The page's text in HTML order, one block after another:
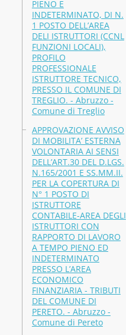
PIENO E
INDETERMINATO, DI N.
1 POSTO DELL’AREA
DELI ISTRUTTORI (CCNL
FUNZIONI LOCALI),
PROFILO
PROFESSIONALE
ISTRUTTORE TECNICO,
PRESSO IL COMUNE DI
TREGLIO. - Abruzzo -
Comune di Treglio
APPROVAZIONE AVVISO
DI MOBILITA’ ESTERNA
VOLONTARIA AI SENSI
DELL’ART.30 DEL D.LGS.
N.165/2001 E SS.MM.II.
PER LA COPERTURA DI
N° 1 POSTO DI
ISTRUTTORE
CONTABILE-AREA DEGLI
ISTRUTTORI CON
RAPPORTO DI LAVORO
A TEMPO PIENO ED
INDETERMINATO
PRESSO L’AREA
ECONOMICO
FINANZIARIA - TRIBUTI
DEL COMUNE DI
PERETO. - Abruzzo -
Comune di Pereto